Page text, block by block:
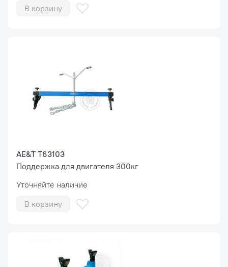
В корзину
AE&T T63103
Поддержка для двигателя 300кг
Уточняйте наличие
В корзину